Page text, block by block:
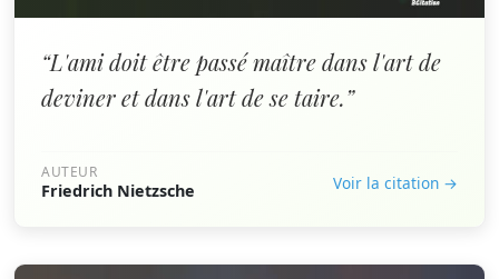
“L'ami doit être passé maître dans l'art de
deviner et dans l'art de se taire.”
AUTEUR
Friedrich Nietzsche Voir la citation →